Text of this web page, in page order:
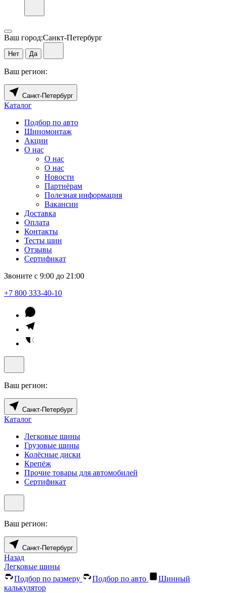
Ваш город:Санкт-Петербург
Нет Да
Ваш регион:
Санкт-Петербург
Каталог
Подбор по авто
Шиномонтаж
Акции
О нас
О нас
О нас
Новости
Партнёрам
Полезная информация
Вакансии
Доставка
Оплата
Контакты
Тесты шин
Отзывы
Сертификат
Звоните с 9:00 до 21:00
+7 800 333-40-10
Ваш регион:
Санкт-Петербург
Каталог
Легковые шины
Грузовые шины
Колёсные диски
Крепёж
Прочие товары для автомобилей
Сертификат
Ваш регион:
Санкт-Петербург
Назад
Легковые шины
Подбор по размеру
Подбор по авто
Шинный
калькулятор